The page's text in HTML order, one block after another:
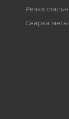
Резка
Сварка